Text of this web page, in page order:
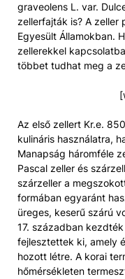
graveolens L. var.
zellerfajták is? A zeller
Egyesült Államokban.
zellerekkel
többet tudhat meg a
Az első zellert Kr.e.
kulináris használatra,
Manapság háromféle
Pascal zeller és
szárzeller a
formában egyaránt
üreges, keserű szárú
17. században
fejlesztettek ki, amely
hozott létre. A korai
hőmérsékleten